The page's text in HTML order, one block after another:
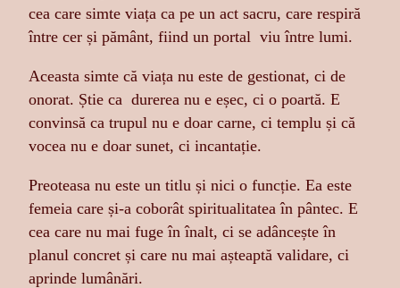
cea care simte viața ca pe un act sacru, care respiră
între cer și pământ, fiind un portal viu între lumi.
Aceasta simte că viața nu este de gestionat, ci de
onorat. Știe ca durerea nu e eșec, ci o poartă. E
convinsă ca trupul nu e doar carne, ci templu și că
vocea nu e doar sunet, ci incantație.
Preoteasa nu este un titlu și nici o funcție. Ea este
femeia care și-a coborât spiritualitatea în pântec. E
cea care nu mai fuge în înalt, ci se adâncește în
planul concret și care nu mai așteaptă validare, ci
aprinde lumânări.